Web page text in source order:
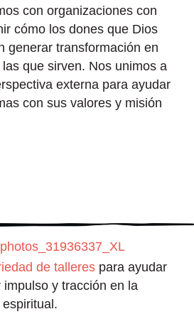
con organizaciones con
cómo los dones que Dios
generar transformación en
que sirven. Nos unimos a
externa para ayudar
con sus valores y misión
de talleres para ayudar
y tracción en la